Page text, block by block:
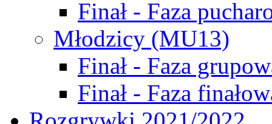
Finał - Faza
Młodzicy (MU13)
Finał - Faza
Finał - Faza